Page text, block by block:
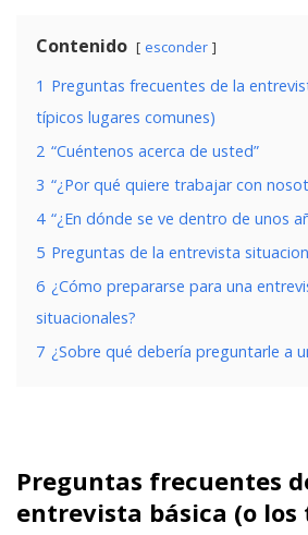
Contenido esconder
1 Preguntas frecuentes de la
típicos lugares comunes)
2 “Cuéntenos acerca de usted”
3 “¿Por qué quiere trabajar con
4 “¿En dónde se ve dentro de unos
5 Preguntas de la entrevista
6 ¿Cómo prepararse para una
situacionales?
7 ¿Sobre qué debería preguntarle a
Preguntas frecuentes
entrevista básica (o los